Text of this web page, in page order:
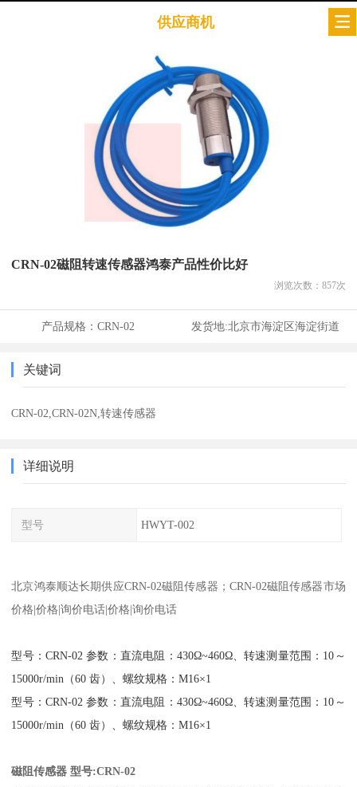
供应商机
CRN-02磁阻转速传感器鸿泰产品性价比好
浏览次数： 857次
产品规格：CRN-02 发货地:北京市海淀区海淀街道
关键词
CRN-02,CRN-02N,转速传感器
详细说明
型号 HWYT-002
北京鸿泰顺达长期供应CRN-02磁阻传感器；CRN-02磁阻传感器市场
价格|价格|询价电话|价格|询价电话
型号：CRN-02 参数：直流电阻：430Ω~460Ω、转速测量范围：10～
15000r/min（60 齿）、螺纹规格：M16×1
型号：CRN-02 参数：直流电阻：430Ω~460Ω、转速测量范围：10～
15000r/min（60 齿）、螺纹规格：M16×1
磁阻传感器 型号:CRN-02